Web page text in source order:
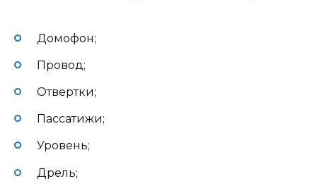
Домофон;
Провод;
Отвертки;
Пассатижи;
Уровень;
Дрель;